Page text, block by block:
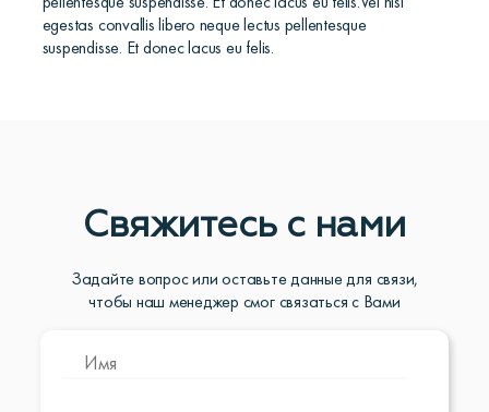
egestas convallis libero neque lectus pellentesque
suspendisse. Et donec lacus eu felis.
Свяжитесь с нами
Задайте вопрос или оставьте данные для связи,
чтобы наш менеджер смог связаться с Вами